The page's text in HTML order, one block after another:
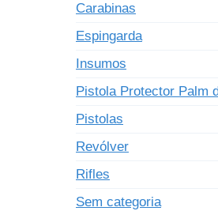
Carabinas
Espingarda
Insumos
Pistola Protector Palm
Pistolas
Revólver
Rifles
Sem categoria